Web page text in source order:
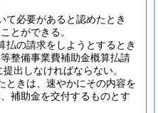
て必要があると認めたとき
とができる。
払の請求をしようとするとき
整備事業費補助金概算払請
提出しなければならない。
ときは、速やかにその内容を
補助金を交付するものとす